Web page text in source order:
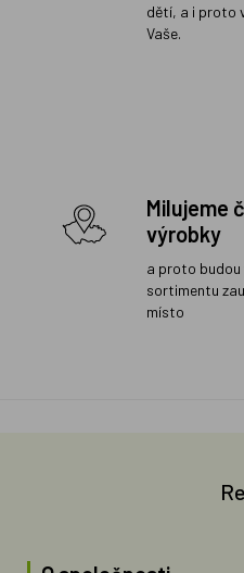
dětí, a i proto
Vaše.
Milujeme
výrobky
a proto budou
sortimentu
místo